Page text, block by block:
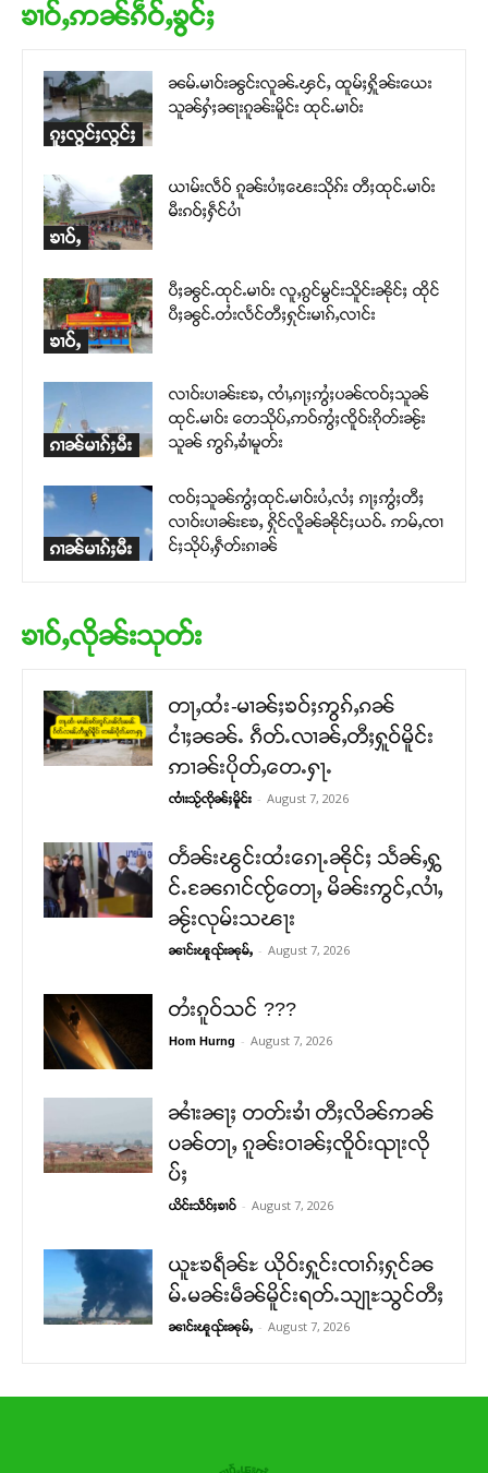
ၶၢဝ်ႇဢၼ်ၵဵဝ်ႇၶွင်ႈ
ၵူႈလွင်ႈလွင်ႈ
ၼမ်ႉမၢဝ်းၼွင်းလူၼ်ႉၾင်ႇ ထူမ်ႈႁိူၼ်းယေး
သူၼ်ႁႆႈၼႃးၵူၼ်းမိူင်း ထုင်ႉမၢဝ်း
ၶၢဝ်ႇ
ယၢမ်းလဵဝ် ၵူၼ်းပၢႆႈၽေးသိုၵ်း တီႈထုင်ႉမၢဝ်း
မီးၵဝ်ႈႁဵင်ပၢႆ
ၶၢဝ်ႇ
ပီႈၼွင်ႉထုင်ႉမၢဝ်း လူႇၵွင်မွင်းသိူင်းၼိုင်ႈ ထိုင်
ပီႈၼွင်ႉတႆးလႅင်တီႈႁုင်းမၢၵ်ႇလၢင်း
ၵၢၼ်မၢၵ်ႈမီး
လၢဝ်းပၢၼ်းၶႄႇ ၸၢႆႇၵႃႈဢွႆႈပၼ်ၸဝ်ႈသူၼ်
ထုင်ႉမၢဝ်း တေသိုပ်ႇဢဝ်ဢွႆႈၸိူဝ်းၵိုတ်းၼႂ်း
သူၼ် ဢွၵ်ႇၶၢႆမူတ်း
ၵၢၼ်မၢၵ်ႈမီး
ၸဝ်ႈသူၼ်ဢွႆႈထုင်ႉမၢဝ်းပႆႇလႆႈ ၵႃႈဢွႆႈတီႈ
လၢဝ်းပၢၼ်းၶႄႇ ႁိုင်လိူၼ်ၼိုင်ႈယဝ်ႉ ဢမ်ႇၸၢ
င်ႈသိုပ်ႇႁဵတ်းၵၢၼ်
ၶၢဝ်ႇလိုၼ်းသုတ်း
တႃႇထႆး-မၢၼ်ႈၶဝ်ႈဢွၵ်ႇၵၼ်
ငၢႆႈၼၼ်ႉ ၵဵတ်ႉလၢၼ်ႇတီႈႁူဝ်မိူင်း
ဢၢၼ်းပိုတ်ႇတေႉႁႃႉ
ၸၢႆးသႂ်ၸိုၼ်ႈမိူင်း - August 7, 2026
တႅၼ်းၽွင်းထႆးၵေႃႉၼိုင်ႈ သႅၼ်ႇႁွ
င်ႉၼႄၵၢင်ၸႂ်တေႃႇ မိၼ်းဢွင်ႇလၢႆႇ
ၼႂ်းလုမ်းသၽႃး
ၼၢင်းၽူၺ်းၼုမ်ႇ - August 7, 2026
တႆးၵူဝ်သင် ???
Hom Hurng - August 7, 2026
ၼၢႆးၼႃႈ တတ်းၶၢႆ တီႈလိၼ်ဢၼ်
ပၼ်တႃႇ ၵူၼ်းဝၢၼ်ႈၸိူဝ်းၺႃးလို
ပ်ႈ
ယိင်းသဵဝ်ႈၶၢဝ် - August 7, 2026
ယူႊၶရဵၼ်ႊ ယိုဝ်းႁူင်းၸၢၵ်ႈႁုင်ၼ
မ်ႉမၼ်းမဵၼ်မိူင်းရတ်ႉသျႃႊသွင်တီႈ
ၼၢင်းၽူၺ်းၼုမ်ႇ - August 7, 2026